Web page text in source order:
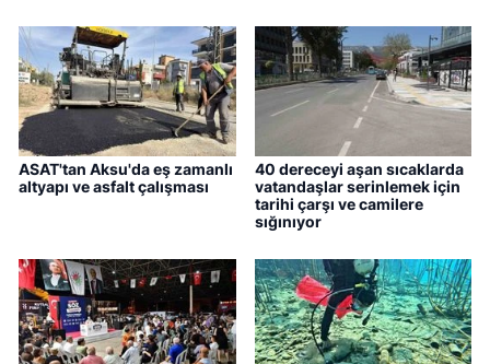
ASAT'tan Aksu'da eş zamanlı
altyapı ve asfalt çalışması
40 dereceyi aşan sıcaklarda
vatandaşlar serinlemek için
tarihi çarşı ve camilere
sığınıyor